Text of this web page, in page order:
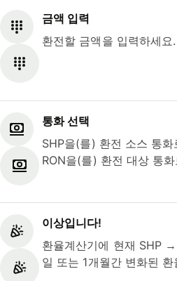
금액 입력
환전할 금액을 입력하세요.
통화 선택
SHP을(를) 환전 소스 통
RON을(를) 환전 대상 통
이상입니다!
환율계산기에 현재 SHP
일 또는 1개월간 변화된